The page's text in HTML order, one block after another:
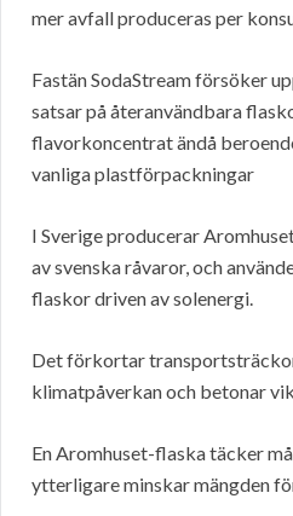
mer avfall produceras per
Fastän SodaStream försöker
satsar på återanvändbara
flavorkoncentrat ändå
vanliga plastförpackningar
I Sverige producerar
av svenska råvaror, och
flaskor driven av solenergi.
Det förkortar
klimatpåverkan och betonar
En Aromhuset-flaska täcker
ytterligare minskar mängden